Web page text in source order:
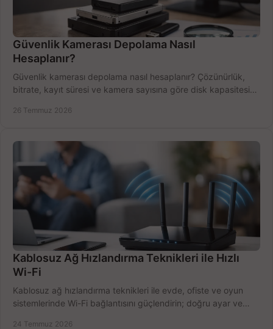
Güvenlik Kamerası Depolama Nasıl
Hesaplanır?
Güvenlik kamerası depolama nasıl hesaplanır? Çözünürlük,
bitrate, kayıt süresi ve kamera sayısına göre disk kapasitesini
26 Temmuz 2026
Kablosuz Ağ Hızlandırma Teknikleri ile Hızlı
Wi-Fi
Kablosuz ağ hızlandırma teknikleri ile evde, ofiste ve oyun
sistemlerinde Wi-Fi bağlantısını güçlendirin; doğru ayar ve
24 Temmuz 2026